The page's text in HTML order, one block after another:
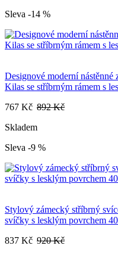
Sleva -14 %
Designové moderní nástěnné
Kilas se stříbrným rámem s
767 Kč 892 Kč
Skladem
Sleva -9 %
Stylový zámecký stříbrný
svíčky s lesklým povrchem
837 Kč 920 Kč